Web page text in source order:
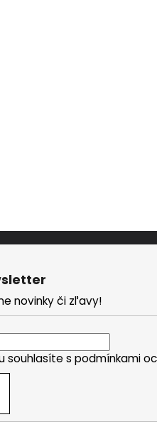
novinky či zľavy!
souhlasíte s podmínkami